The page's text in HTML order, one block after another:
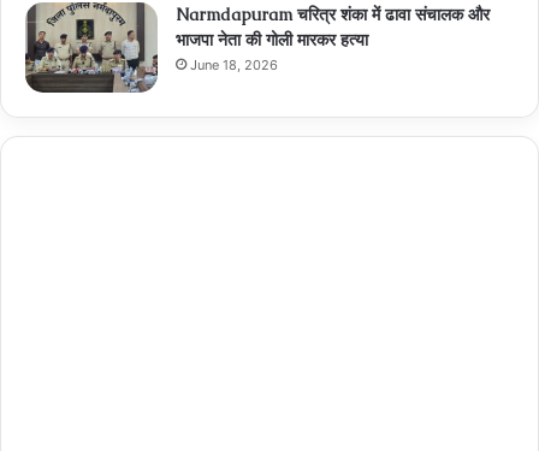
Narmdapuram चरित्र शंका में ढावा संचालक और
भाजपा नेता की गोली मारकर हत्या
June 18, 2026